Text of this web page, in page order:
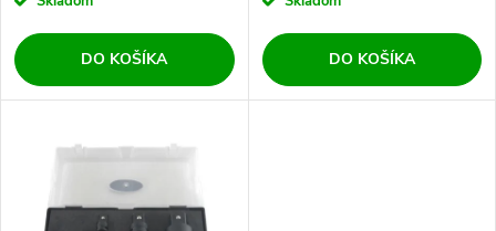
o
d
o
d
DO KOŠÍKA DO KOŠÍKA